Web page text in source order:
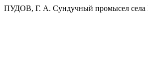
ПУДОВ, Г. А. Сундучный промысел села